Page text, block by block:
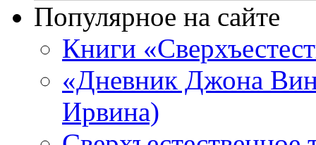
Популярное на сайте
Книги
«Дневник Джона
Ирвина)